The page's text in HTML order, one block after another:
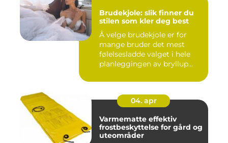
Brudekjole: slik finner du
stilen som kler deg best
Å velge brudekjole er for
mange bruder det mest
følelsesladde valget i hele
planleggingen av bryllup...
04. apr
Varmematte effektiv
frostbeskyttelse for gård og
uteområder